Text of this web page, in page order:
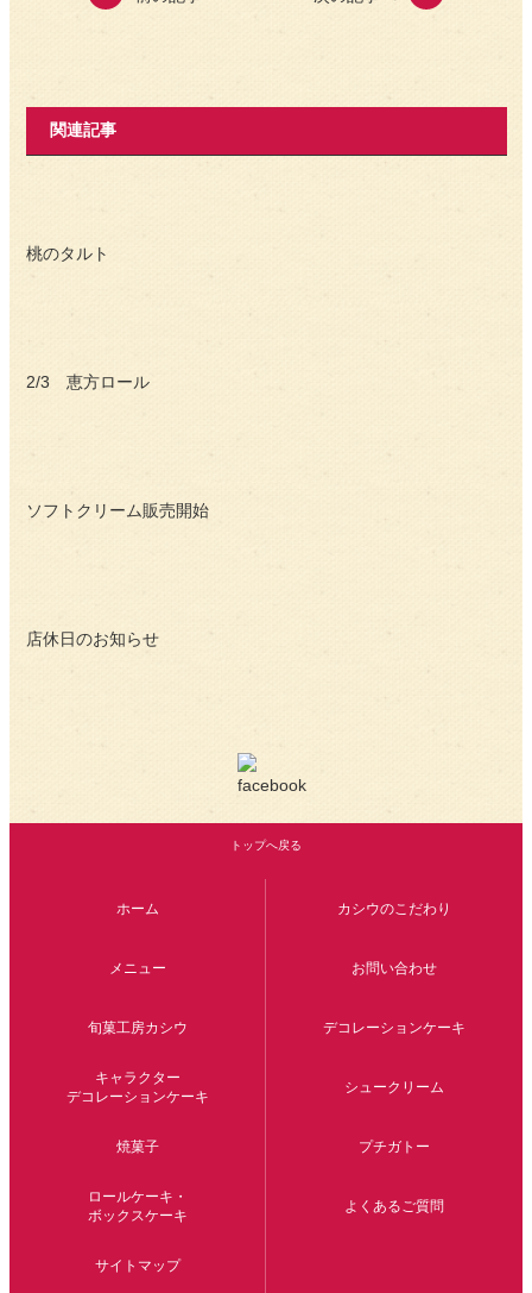
関連記事
桃のタルト
2/3 恵方ロール
ソフトクリーム販売開始
店休日のお知らせ
トップへ戻る
ホーム カシウのこだわり
メニュー お問い合わせ
旬菓工房カシウ デコレーションケーキ
キャラクター
デコレーションケーキ
シュークリーム
焼菓子 プチガトー
ロールケーキ ・
ボックスケーキ
よくあるご質問
サイトマップ